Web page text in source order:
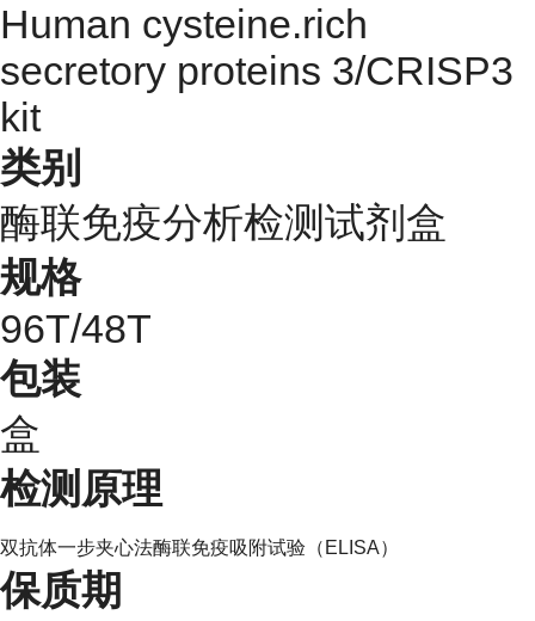
Human cysteine.rich
secretory proteins 3/CRISP3
kit
类别
酶联免疫分析检测试剂盒
规格
96T/48T
包装
盒
检测原理
双抗体一步夹心法酶联免疫吸附试验（ ELISA）
保质期